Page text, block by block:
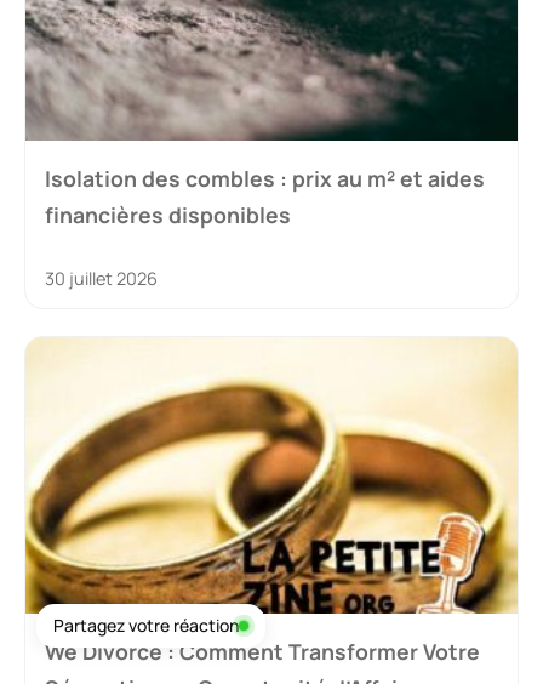
Isolation des combles : prix au m² et aides
financières disponibles
30 juillet 2026
We Divorce : Comment Transformer Votre
Partagez votre réaction